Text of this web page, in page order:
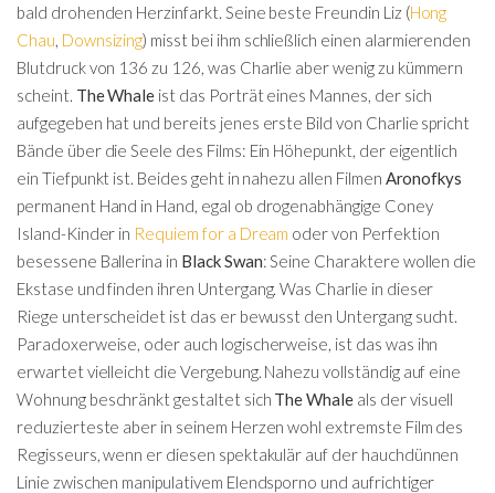
bald drohenden Herzinfarkt. Seine beste Freundin Liz (Hong
Chau Downsizing) misst bei ihm schließlich einen alarmierenden
Blutdruck von 136 zu 126, was Charlie aber wenig zu kümmern
scheint. The Whale ist das Porträt eines Mannes, der sich
aufgegeben hat und bereits jenes erste Bild von Charlie spricht
Bände über die Seele des Films: Ein Höhepunkt, der eigentlich
ein Tiefpunkt ist. Beides geht in nahezu allen Filmen Aronofkys
permanent Hand in Hand, egal ob drogenabhängige Coney
Island-Kinder in Requiem for a Dream oder von Perfektion
besessene Ballerina in Black Swan: Seine Charaktere wollen die
Ekstase und finden ihren Untergang. Was Charlie in dieser
Riege unterscheidet ist das er bewusst den Untergang sucht.
Paradoxerweise, oder auch logischerweise, ist das was ihn
erwartet vielleicht die Vergebung. Nahezu vollständig auf eine
Wohnung beschränkt gestaltet sich The Whale als der visuell
reduzierteste aber in seinem Herzen wohl extremste Film des
Regisseurs, wenn er diesen spektakulär auf der hauchdünnen
Linie zwischen manipulativem Elendsporno und aufrichtiger